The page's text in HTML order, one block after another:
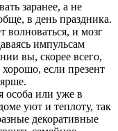
заранее, а не
в день праздника.
волноваться, и мозг
импульсам
вы, скорее всего,
если презент
особа или уже в
уют и теплоту, так
декоративные